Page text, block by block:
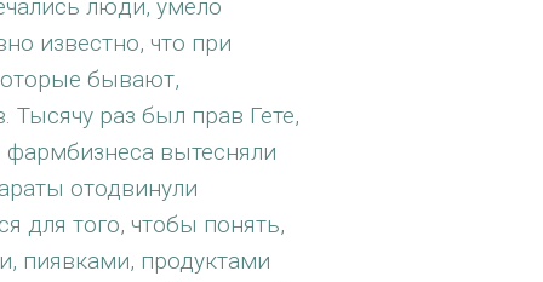
люди, умело
известно, что при
бывают,
раз был прав Гете,
вытесняли
отодвинули
для того, чтобы понять,
пиявками, продуктами